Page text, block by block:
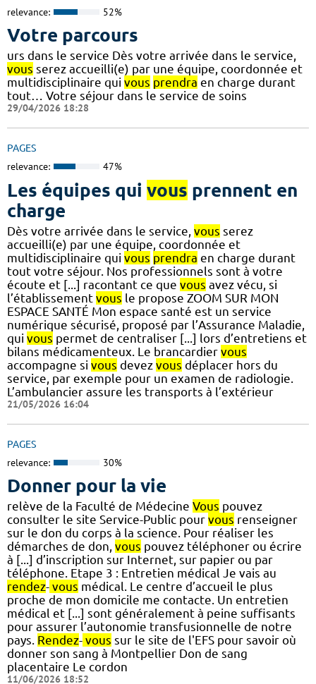
relevance: 52%
Votre parcours
urs dans le service Dès votre arrivée dans le service,
vous serez accueilli(e) par une équipe, coordonnée et
multidisciplinaire qui vous prendra en charge durant
tout… Votre séjour dans le service de soins
29/04/2026 18:28
PAGES
relevance: 47%
Les équipes qui vous prennent en
charge
Dès votre arrivée dans le service, vous serez
accueilli(e) par une équipe, coordonnée et
multidisciplinaire qui vous prendra en charge durant
tout votre séjour. Nos professionnels sont à votre
écoute et [...] racontant ce que vous avez vécu, si
l’établissement vous le propose ZOOM SUR MON
ESPACE SANTÉ Mon espace santé est un service
numérique sécurisé, proposé par l’Assurance Maladie,
qui vous permet de centraliser [...] lors d’entretiens et
bilans médicamenteux. Le brancardier vous
accompagne si vous devez vous déplacer hors du
service, par exemple pour un examen de radiologie.
L’ambulancier assure les transports à l’extérieur
21/05/2026 16:04
PAGES
relevance: 30%
Donner pour la vie
relève de la Faculté de Médecine Vous pouvez
consulter le site Service-Public pour vous renseigner
sur le don du corps à la science. Pour réaliser les
démarches de don, vous pouvez téléphoner ou écrire
à [...] d’inscription sur Internet, sur papier ou par
téléphone. Etape 3 : Entretien médical Je vais au
rendez- vous médical. Le centre d’accueil le plus
proche de mon domicile me contacte. Un entretien
médical et [...] sont généralement à peine suffisants
pour assurer l’autonomie transfusionnelle de notre
pays. Rendez- vous sur le site de l'EFS pour savoir où
donner son sang à Montpellier Don de sang
placentaire Le cordon
11/06/2026 18:52